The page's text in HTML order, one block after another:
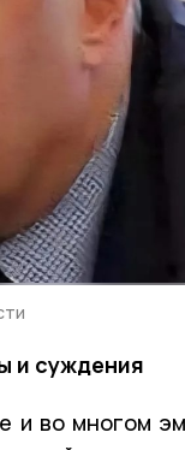
и суждения
и во многом